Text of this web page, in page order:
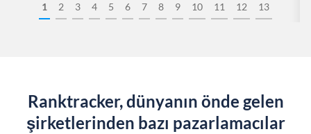
1 2 3 4 5 6 7 8 9 10 11 12 13
Ranktracker, dünyanın önde gelen
şirketlerinden bazı pazarlamacılar